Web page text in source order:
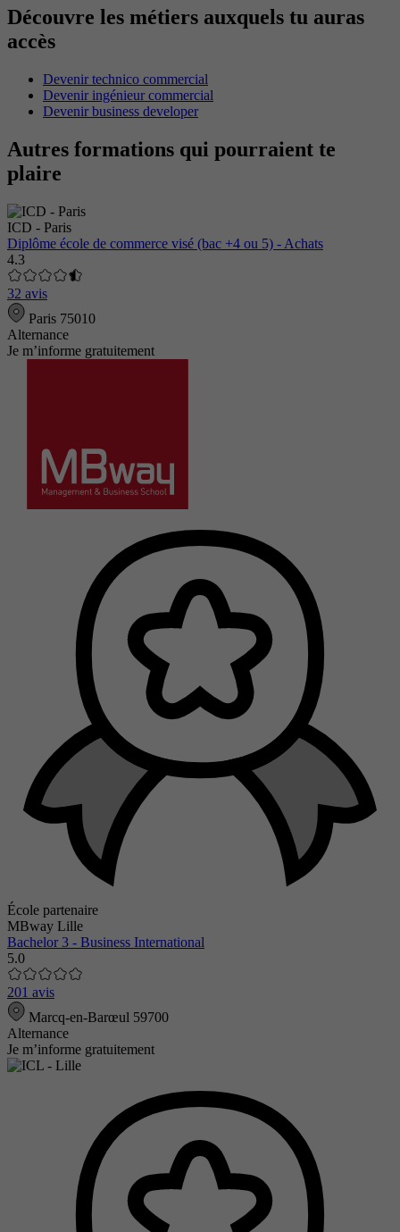
Découvre les métiers auxquels tu auras
accès
Devenir technico commercial
Devenir ingénieur commercial
Devenir business developer
Autres formations qui pourraient te
plaire
ICD - Paris
Diplôme école de commerce visé (bac +4 ou 5) - Achats
4.3
32 avis
Paris 75010
Alternance
Je m’informe gratuitement
École partenaire
MBway Lille
Bachelor 3 - Business International
5.0
201 avis
Marcq-en-Barœul 59700
Alternance
Je m’informe gratuitement